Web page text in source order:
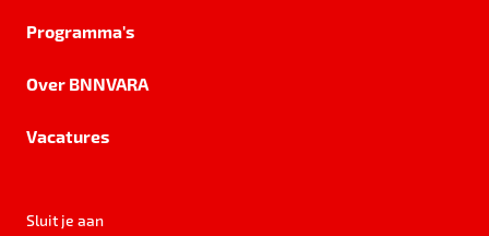
Programma's
Over BNNVARA
Vacatures
Sluit je aan